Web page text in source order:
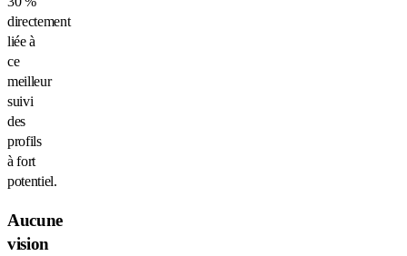
directement
liée à
ce
meilleur
suivi
des
profils
à fort
potentiel.
Aucune
vision